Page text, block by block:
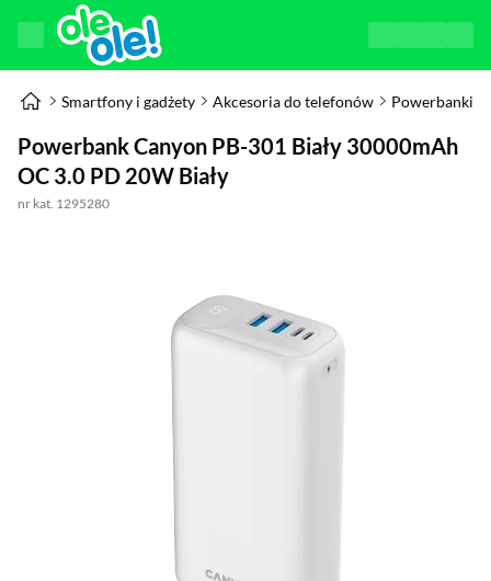
Smartfony i gadżety Akcesoria do telefonów Powerbanki
Powerbank Canyon PB-301 Biały 30000mAh
OC 3.0 PD 20W Biały
nr kat. 1295280